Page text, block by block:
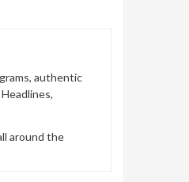
authentic
around the